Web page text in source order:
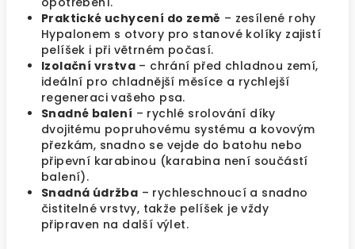
Praktické uchycení do země – zesílené rohy
Hypalonem s otvory pro stanové kolíky zajistí
pelíšek i při větrném počasí.
Izolační vrstva – chrání před chladnou zemí,
ideální pro chladnější měsíce a rychlejší
regeneraci vašeho psa.
Snadné balení – rychlé srolování díky
dvojitému popruhovému systému a kovovým
přezkám, snadno se vejde do batohu nebo
připevní karabinou (karabina není součástí
balení).
Snadná údržba – rychleschnoucí a snadno
čistitelné vrstvy, takže pelíšek je vždy
připraven na další výlet.